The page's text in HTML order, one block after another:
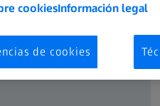
cookiesInformación legal
de cookies